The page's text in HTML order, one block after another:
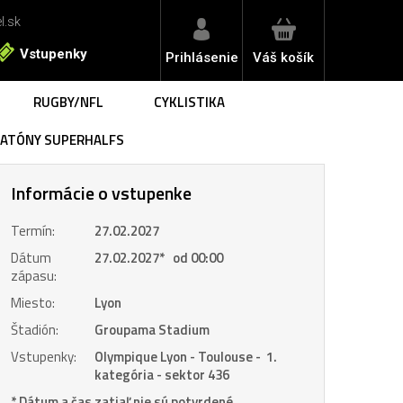
Vstupenky Prihlásenie Váš košík
Monza | vstupenky
Monza | BUS 2 noci
Monza | BUS 1 noc
Abú Dhabí | vstupenky
Abú Dhabí | LET ✈️
San Marino | vstupenky
San Marino | LET ✈️
Holandsko | vstupenky
Nemecko | vstupenky
Veľká Británia | vstupenky
Fiorentina
Miláno
Rím
FC
1907
Turín
Miláno
FC
Calcio 1913
Neapol
Lazio
RUGBY/NFL
CYKLISTIKA
SUPERHALFS
Informácie o vstupenke
Termín:
27.02.2027
Dátum
zápasu:
27.02.2027* od 00:00
Miesto:
Lyon
Štadión:
Groupama Stadium
Vstupenky:
Olympique Lyon - Toulouse - 1.
kategória - sektor 436